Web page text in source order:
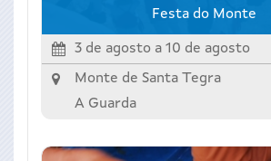
Festa do Monte
3 de agosto a 10 de agosto
Monte de Santa Tegra
A Guarda